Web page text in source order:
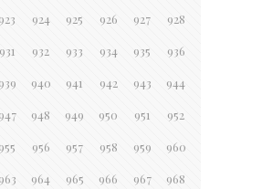
923 924 925 926 927 928
931 932 933 934 935 936
939 940 941 942 943 944
947 948 949 950 951 952
955 956 957 958 959 960
963 964 965 966 967 968